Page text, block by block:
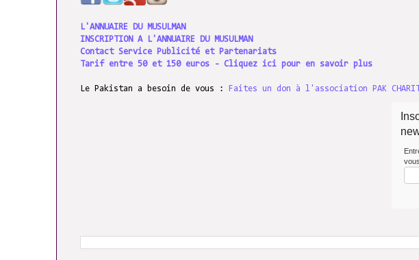
L'ANNUAIRE DU MUSULMAN
INSCRIPTION A L'ANNUAIRE DU MUSULMAN
Contact Service Publicité et Partenariats
Tarif entre 50 et 150 euros - Cliquez ici pour en savoir plus
Le Pakistan a besoin de vous : Faites un don à l'association PAK